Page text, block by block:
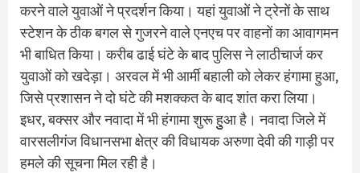
करने वाले युवाओं ने प्रदर्शन किया। यहां युवाओं ने ट्रेनों के साथ
स्‍टेशन के ठीक बगल से गुजरने वाले एनएच पर वाहनों का आवागमन
भी बाधित किया। करीब ढाई घंटे के बाद पुल‍िस ने लाठीचार्ज कर
युवाओं को खदेड़ा। अरवल में भी आर्मी बहाली को लेकर हंगामा हुआ,
जिसे प्रशासन ने दो घंटे की मशक्‍कत के बाद शांत करा लिया।
इधर, बक्‍सर और नवादा में भी हंगामा शुरू हुुुआ है। नवादा जिले में
वारसलीगंज विधानसभा क्षेत्र की विधायक अरुणा देवी की गाड़ी पर
हमले की सूचना मिल रही है।